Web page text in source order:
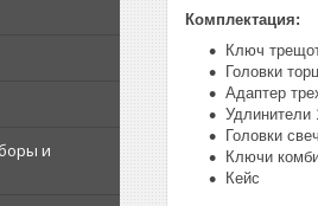
и
Комплектация:
Ключ
Головки
Адаптер
Головки
Ключи
Кейс